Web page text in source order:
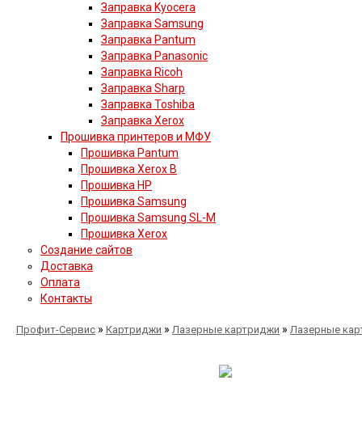
Заправка Kyocera
Заправка Samsung
Заправка Pantum
Заправка Panasonic
Заправка Ricoh
Заправка Sharp
Заправка Toshiba
Заправка Xerox
Прошивка принтеров и МФУ
Прошивка Pantum
Прошивка Xerox B
Прошивка HP
Прошивка Samsung
Прошивка Samsung SL-M
Прошивка Xerox
Создание сайтов
Доставка
Оплата
Контакты
Профит-Сервис » Картриджи » Лазерные картриджи » Лазерные